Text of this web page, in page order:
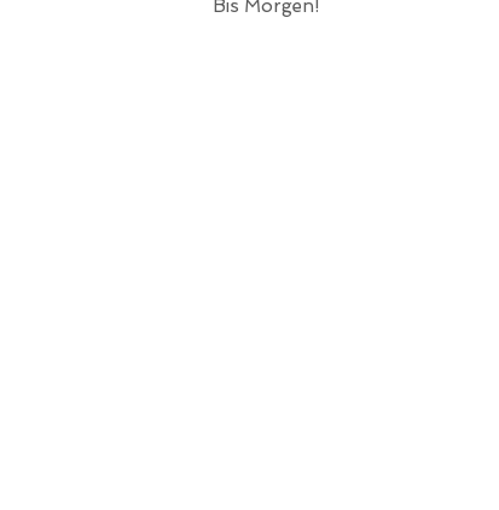
Bis Morgen!